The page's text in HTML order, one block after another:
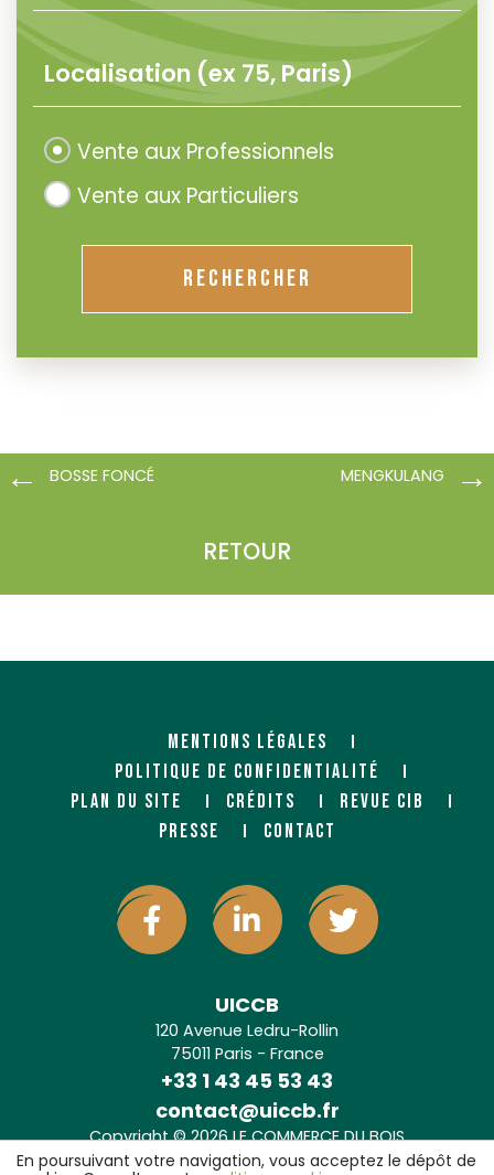
Vente aux Professionnels
Vente aux Particuliers
RECHERCHER
BOSSE FONCÉ
RETOUR
MENGKULANG
MENTIONS LÉGALES
POLITIQUE DE CONFIDENTIALITÉ
PLAN DU SITE
CRÉDITS
REVUE CIB
PRESSE
CONTACT
UICCB
120 Avenue Ledru-Rollin
75011 Paris - France
+33 1 43 45 53 43
contact@uiccb.fr
Copyright © 2026 LE COMMERCE DU BOIS
Agence web Paris: 6LAB
En poursuivant votre navigation, vous acceptez le dépôt de